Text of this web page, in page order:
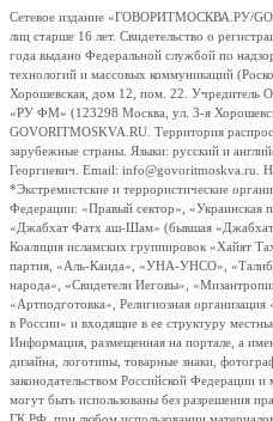
Сетевое издание «ГОВОРИТМОСКВА.РУ/
лиц старше 16 лет. Свидетельство о
года выдано Федеральной службой по
технологий и массовых коммуникаций
Хорошевская, дом 12, пом. 22. Учредитель
«РУ ФМ» (123298 Москва, ул. 3-я
GOVORITMOSKVA.RU. Территория
зарубежные страны. Языки: русский и
Георгиевич. Email: info@govoritmoskva.ru.
*Экстремистские и террористические
Федерации: «Правый сектор», «Украинская
«Джабхат Фатх аш-Шам» (бывшая
Коалиция исламских группировок «Хайят
партия, «Аль-Каида», «УНА-УНСО»,
народа», «Свидетели Иеговы»,
«Артподготовка», Религиозная
в России» и входящие в ее структуру
Информация, размещенная на портале, а
дизайна, логотипы, товарные знаки,
законодательством Российской Федерации
могут быть использованы без разрешения